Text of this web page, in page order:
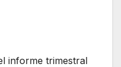
informe trimestral